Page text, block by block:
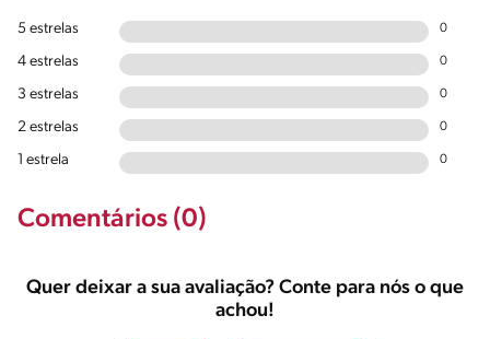
5 estrelas 0
4 estrelas 0
3 estrelas 0
2 estrelas 0
1 estrela 0
Comentários (0)
Quer deixar a sua avaliação? Conte para nós o que
achou!